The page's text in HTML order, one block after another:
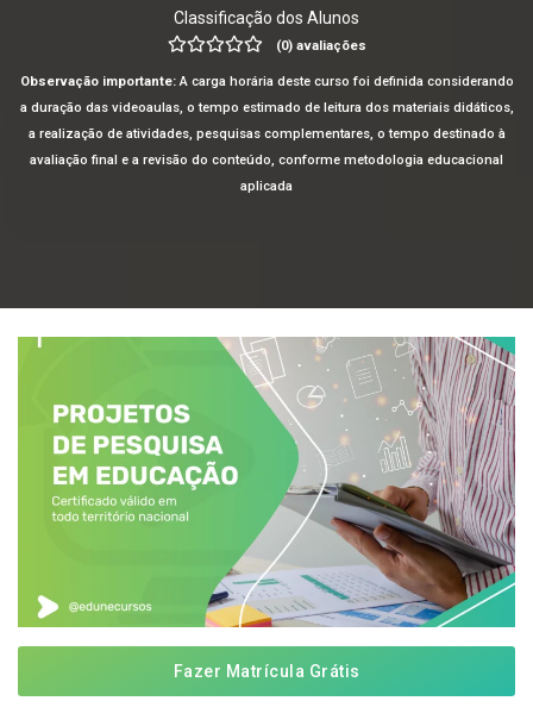
Classificação dos Alunos
(0) avaliações
Observação importante:A carga horária deste curso foi definida considerando
a duração das videoaulas, o tempo estimado de leitura dos materiais didáticos,
a realização de atividades, pesquisas complementares, o tempo destinado à
avaliação final e a revisão do conteúdo, conforme metodologia educacional
aplicada
Fazer Matrícula Grátis